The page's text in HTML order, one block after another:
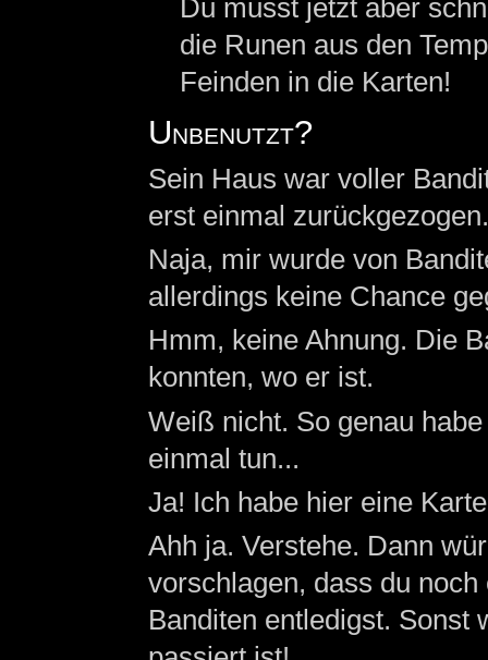
Du musst jetzt aber
die Runen aus den
Feinden in die Karten!
Unbenutzt?
Sein Haus war voller
erst einmal zurückgezogen.
Naja, mir wurde von
allerdings keine Chance
Hmm, keine Ahnung. Die
konnten, wo er ist.
Weiß nicht. So genau
einmal tun...
Ja! Ich habe hier eine
Ahh ja. Verstehe. Dann
vorschlagen, dass du
Banditen entledigst. Sonst